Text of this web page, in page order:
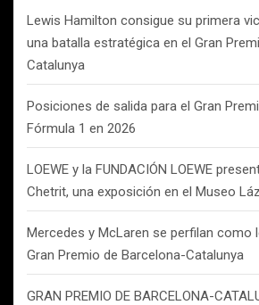
Lewis Hamilton consigue su primera
una batalla estratégica en el Gran
Catalunya
Posiciones de salida para el Gran
Fórmula 1 en 2026
LOEWE y la FUNDACIÓN LOEWE
Chetrit, una exposición en el Museo
Mercedes y McLaren se perfilan como
Gran Premio de Barcelona-Catalunya
GRAN PREMIO DE BARCELONA-